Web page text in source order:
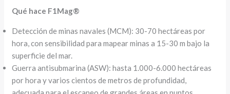
Qué hace F1Mag®
Detección de minas navales (MCM): 30-70 hectáreas por
hora, con sensibilidad para mapear minas a 15-30 m bajo la
superficie del mar.
Guerra antisubmarina (ASW): hasta 1.000-6.000 hectáreas
por hora y varios cientos de metros de profundidad,